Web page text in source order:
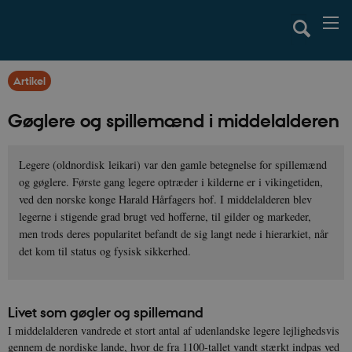
Artikel
Gøglere og spillemænd i middelalderen
Legere (oldnordisk leikari) var den gamle betegnelse for spillemænd
og gøglere. Første gang legere optræder i kilderne er i vikingetiden,
ved den norske konge Harald Hårfagers hof. I middelalderen blev
legerne i stigende grad brugt ved hofferne, til gilder og markeder,
men trods deres popularitet befandt de sig langt nede i hierarkiet, når
det kom til status og fysisk sikkerhed.
Livet som gøgler og spillemand
I middelalderen vandrede et stort antal af udenlandske legere lejlighedsvis
gennem de nordiske lande, hvor de fra 1100-tallet vandt stærkt indpas ved